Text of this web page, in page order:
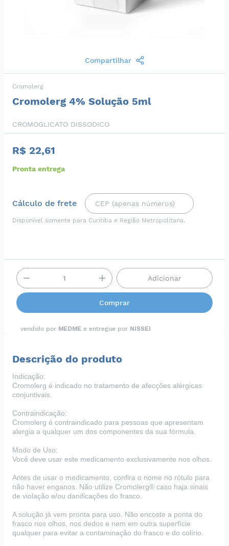
Compartilhar
Cromolerg
Cromolerg 4% Solução 5ml
CROMOGLICATO DISSODICO
R$ 22,61
Pronta entrega
Cálculo de frete
Disponível somente para Curitiba e Região Metropolitana.
Adicionar
Comprar
vendido por MEDME e entregue por NISSEI
Descrição do produto
Indicação:
Cromolerg é indicado no tratamento de afecções alérgicas
conjuntivais.
Contraindicação:
Cromolerg é contraindicado para pessoas que apresentam
alergia a qualquer um dos componentes da sua fórmula.
Modo de Uso:
Você deve usar este medicamento exclusivamente nos olhos.
Antes de usar o medicamento, confira o nome no rótulo para
não haver enganos. Não utilize Cromolerg® caso haja sinais
de violação e/ou danificações do frasco.
A solução já vem pronta para uso. Não encoste a ponta do
frasco nos olhos, nos dedos e nem em outra superfície
qualquer para evitar a contaminação do frasco e do colírio.